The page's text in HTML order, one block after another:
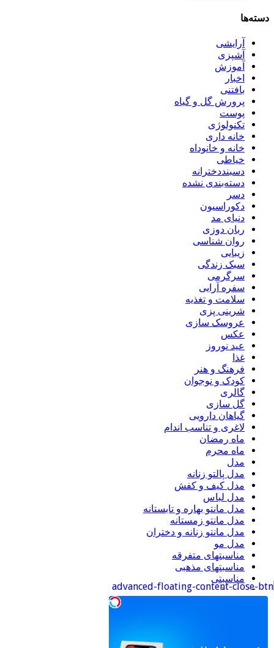
دسته‌ها
آرایشی
آشپزی
آموزش
اخبار
بافتنی
پرورش گل و گیاه
پوست
تکنولوژی
خانه داری
خانه و خانوداه
خیاطی
دسبنددخترانه
دسته‌بندی نشده
دسر
دکوراسیون
دنیای مد
ربان دوزی
روان شناسی
زیبایی
سبک زندگی
سرگرمی
سفره آرایی
سلامت و تغذیه
شرینی پزی
عروسک سازی
عکس
عید نوروز
غذا
فرهنگ و هنر
کودک و نوجوان
گالری
گل سازی
گیاهان دارویی
لاغری و تناسب اندام
ماه رمضان
ماه محرم
مدل
مدل پالتو زنانه
مدل کیف و کفش
مدل لباس
مدل مانتو بهاره و تابستانه
مدل مانتو زمستانه
مدل مانتو زنانه و دختران
مدل مو
مناسبتهای متفرقه
مناسبتهای مذهبی
مناسبتی
منجوق دوزی